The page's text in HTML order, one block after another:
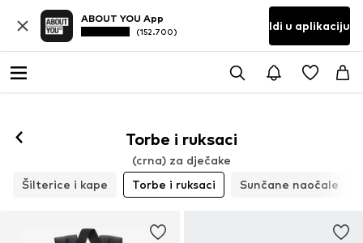
ABOUT YOU App
(152.700) Idi u aplikaciju
Torbe i ruksaci
(crna) za dječake
Šilterice i kape
Torbe i ruksaci Sunčane naočale